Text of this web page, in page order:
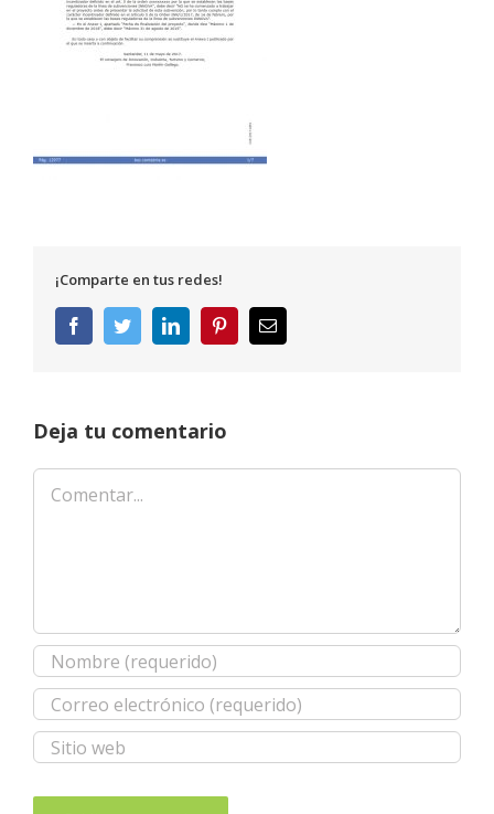
¡Comparte en tus redes!
FacebookTwitterLinkedInPinterestCorreo
electrónico
Deja tu comentario
Comentar